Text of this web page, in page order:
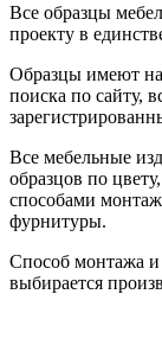
Все образцы
проекту в
Образцы имеют
поиска по сайту,
Все мебельные
образцов по
способами
фурнитуры.
Способ монтажа и
выбирается